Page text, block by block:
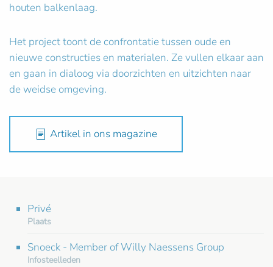
houten balkenlaag.
Het project toont de confrontatie tussen oude en
nieuwe constructies en materialen. Ze vullen elkaar aan
en gaan in dialoog via doorzichten en uitzichten naar
de weidse omgeving.
Artikel in ons magazine
Privé
Plaats
Snoeck - Member of Willy Naessens Group
Infosteelleden